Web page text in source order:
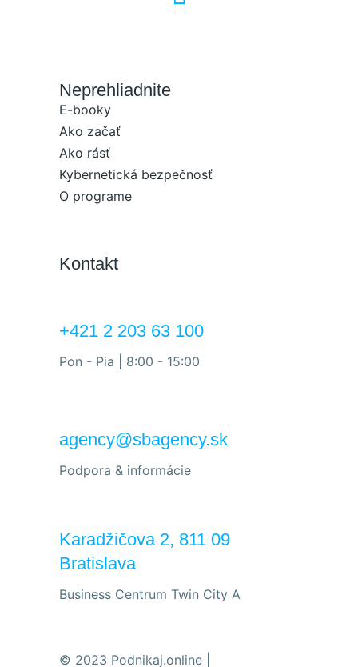
Neprehliadnite
E-booky
Ako začať
Ako rásť
Kybernetická bezpečnosť
O programe
Kontakt
+421 2 203 63 100
Pon - Pia | 8:00 - 15:00
agency@sbagency.sk
Podpora & informácie
Karadžičova 2, 811 09
Bratislava
Business Centrum Twin City A
© 2023 Podnikaj.online |